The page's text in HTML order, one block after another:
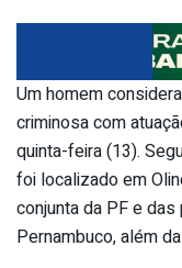
Um homem
criminosa com
quinta-feira (13).
foi localizado em
conjunta da PF e
Pernambuco, além